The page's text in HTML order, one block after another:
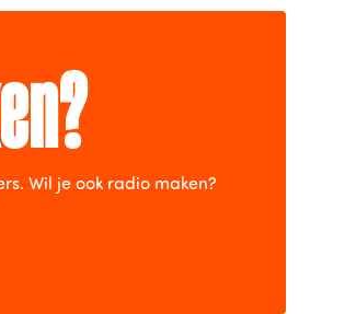
Wil je ook radio maken?